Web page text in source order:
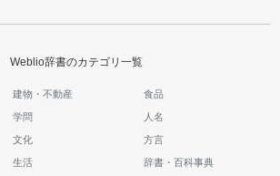
Weblio辞書のカテゴリ一覧
建物・不動産 食品
学問 人名
文化 方言
生活 辞書・百科事典